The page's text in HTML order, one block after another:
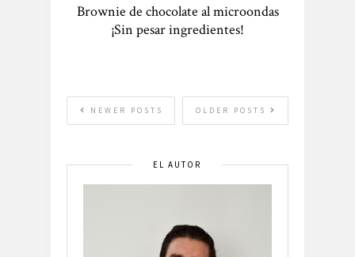
Brownie de chocolate al microondas
¡Sin pesar ingredientes!
OLDER POSTS
NEWER POSTS
EL AUTOR